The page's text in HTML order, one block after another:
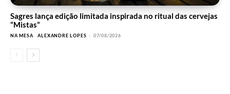
Sagres lança edição limitada inspirada no ritual das cervejas
“Mistas”
NA MESA ALEXANDRE LOPES - 07/08/2026